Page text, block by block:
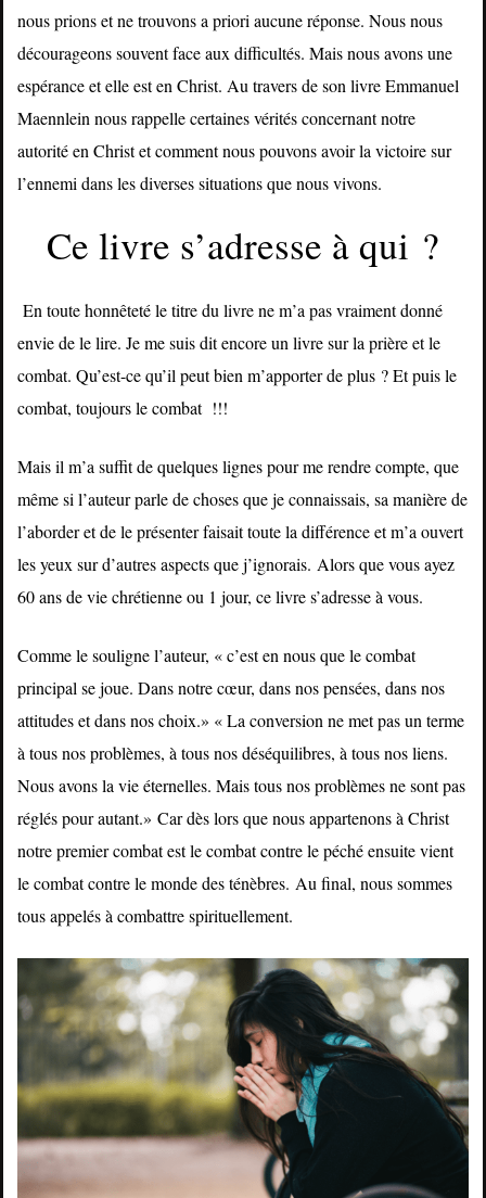
nous prions et ne trouvons a priori aucune réponse. Nous nous
décourageons souvent face aux difficultés. Mais nous avons une
espérance et elle est en Christ. Au travers de son livre Emmanuel
Maennlein nous rappelle certaines vérités concernant notre
autorité en Christ et comment nous pouvons avoir la victoire sur
l’ennemi dans les diverses situations que nous vivons.
Ce livre s’adresse à qui ?
En toute honnêteté le titre du livre ne m’a pas vraiment donné
envie de le lire. Je me suis dit encore un livre sur la prière et le
combat. Qu’est-ce qu’il peut bien m’apporter de plus ? Et puis le
combat, toujours le combat !!!
Mais il m’a suffit de quelques lignes pour me rendre compte, que
même si l’auteur parle de choses que je connaissais, sa manière de
l’aborder et de le présenter faisait toute la différence et m’a ouvert
les yeux sur d’autres aspects que j’ignorais. Alors que vous ayez
60 ans de vie chrétienne ou 1 jour, ce livre s’adresse à vous.
Comme le souligne l’auteur, « c’est en nous que le combat
principal se joue. Dans notre cœur, dans nos pensées, dans nos
attitudes et dans nos choix.» « La conversion ne met pas un terme
à tous nos problèmes, à tous nos déséquilibres, à tous nos liens.
Nous avons la vie éternelles. Mais tous nos problèmes ne sont pas
réglés pour autant.»Car dès lors que nous appartenons à Christ
notre premier combat est le combat contre le péché ensuite vient
le combat contre le monde des ténèbres. Au final, nous sommes
tous appelés à combattre spirituellement.